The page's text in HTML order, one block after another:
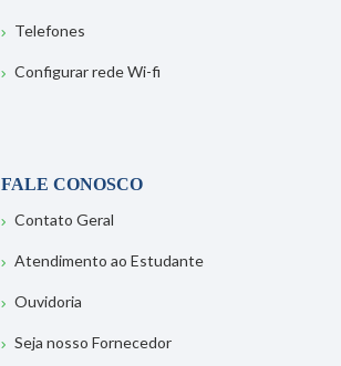
Telefones
Configurar rede Wi-fi
FALE CONOSCO
Contato Geral
Atendimento ao Estudante
Ouvidoria
Seja nosso Fornecedor